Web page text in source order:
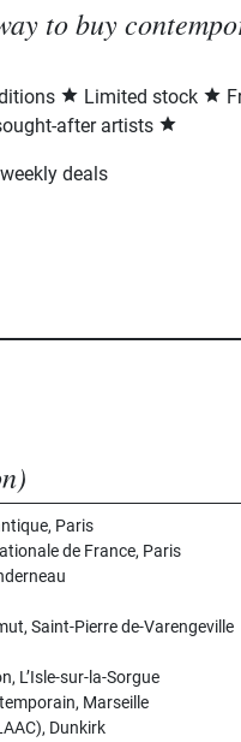
to buy
Limited stock
after artists
deals
Paris
de France, Paris
Saint-Pierre de-Varengeville
L’Isle-sur-la-Sorgue
Marseille
Dunkirk